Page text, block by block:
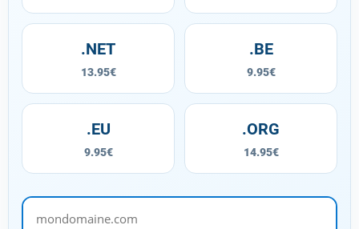
.NET
13.95€
.BE
9.95€
.EU
9.95€
.ORG
14.95€
mondomaine.com